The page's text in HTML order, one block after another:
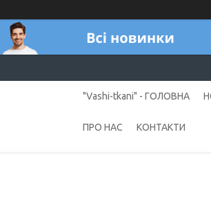
"Vashi-tkani" - ГОЛОВНА
ПРО НАС КОНТАКТИ